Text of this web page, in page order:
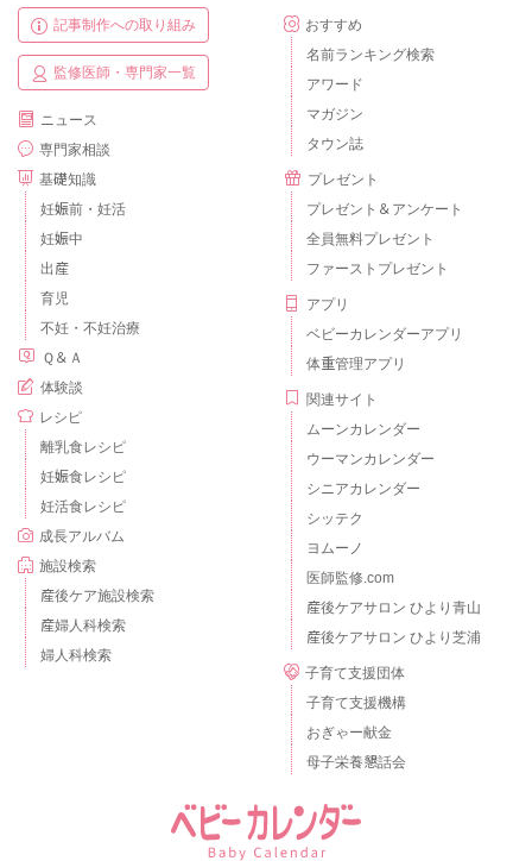
記事制作への取り組み
監修医師・専門家一覧
ニュース
専門家相談
基礎知識
妊娠前・妊活
妊娠中
出産
育児
不妊・不妊治療
Ｑ＆Ａ
体験談
レシピ
離乳食レシピ
妊娠食レシピ
妊活食レシピ
成長アルバム
施設検索
産後ケア施設検索
産婦人科検索
婦人科検索
おすすめ
名前ランキング検索
アワード
マガジン
タウン誌
プレゼント
プレゼント＆アンケート
全員無料プレゼント
ファーストプレゼント
アプリ
ベビーカレンダーアプリ
体重管理アプリ
関連サイト
ムーンカレンダー
ウーマンカレンダー
シニアカレンダー
シッテク
ヨムーノ
医師監修.com
産後ケアサロン ひより青山
産後ケアサロン ひより芝浦
子育て支援団体
子育て支援機構
おぎゃー献金
母子栄養懇話会